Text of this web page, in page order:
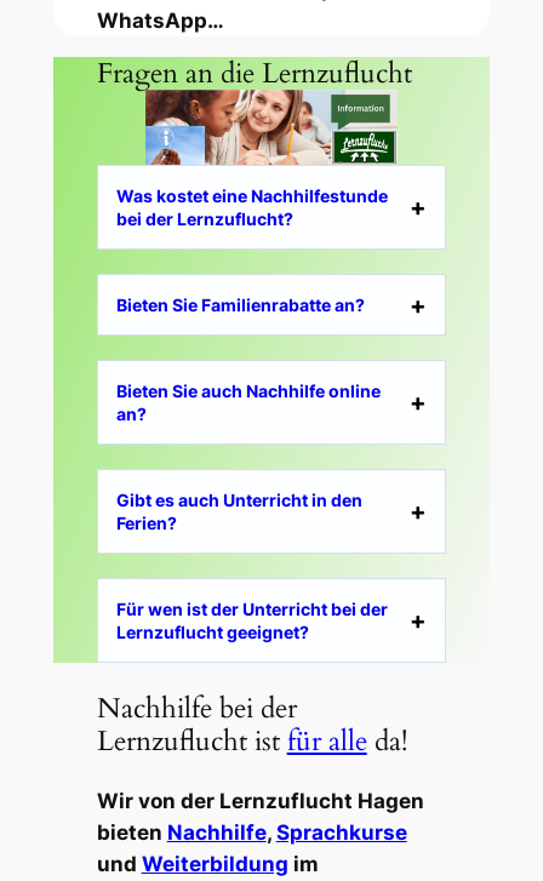
WhatsApp…
Fragen an die Lernzuflucht
Was kostet eine Nachhilfestunde
bei der Lernzuflucht?
Bieten Sie Familienrabatte an?
Bieten Sie auch Nachhilfe online
an?
Gibt es auch Unterricht in den
Ferien?
Für wen ist der Unterricht bei der
Lernzuflucht geeignet?
Nachhilfe bei der
Lernzuflucht istfür alleda!
Wir von der Lernzuflucht Hagen
bieten Nachhilfe, Sprachkurse
und Weiterbildung im